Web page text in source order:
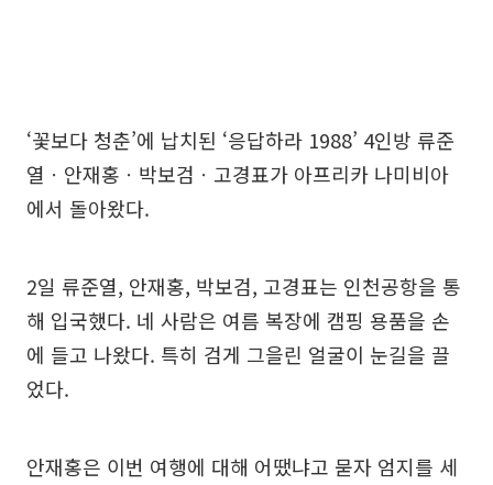
‘꽃보다 청춘’에 납치된 ‘응답하라 1988’ 4인방 류준
열ㆍ안재홍ㆍ박보검ㆍ고경표가 아프리카 나미비아
에서 돌아왔다.
2일 류준열, 안재홍, 박보검, 고경표는 인천공항을 통
해 입국했다. 네 사람은 여름 복장에 캠핑 용품을 손
에 들고 나왔다. 특히 검게 그을린 얼굴이 눈길을 끌
었다.
안재홍은 이번 여행에 대해 어땠냐고 묻자 엄지를 세